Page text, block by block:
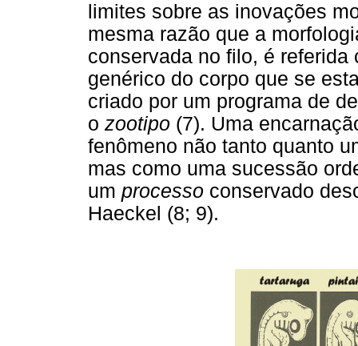
limites sobre as inovações
mesma razão que a
conservada no filo, é
genérico do corpo que se
criado por um programa de
o zootipo (7). Uma
fenômeno não tanto quanto
mas como uma sucessão
um processo conservado
Haeckel (8; 9).